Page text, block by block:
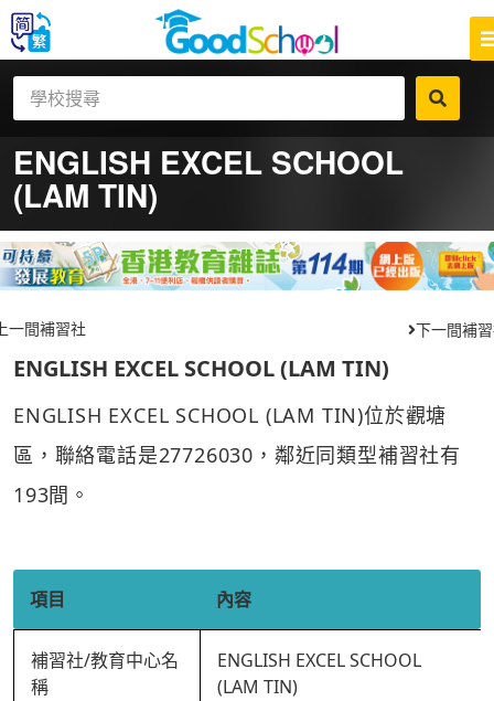
ENGLISH EXCEL SCHOOL
(LAM TIN)
一間補習社 下一間補
ENGLISH EXCEL SCHOOL (LAM TIN)
ENGLISH EXCEL SCHOOL (LAM TIN)位於觀塘
區，聯絡電話是27726030，鄰近同類型補習社有
193間。
項目 內容
補習社/教育中心名
稱
ENGLISH EXCEL SCHOOL
(LAM TIN)